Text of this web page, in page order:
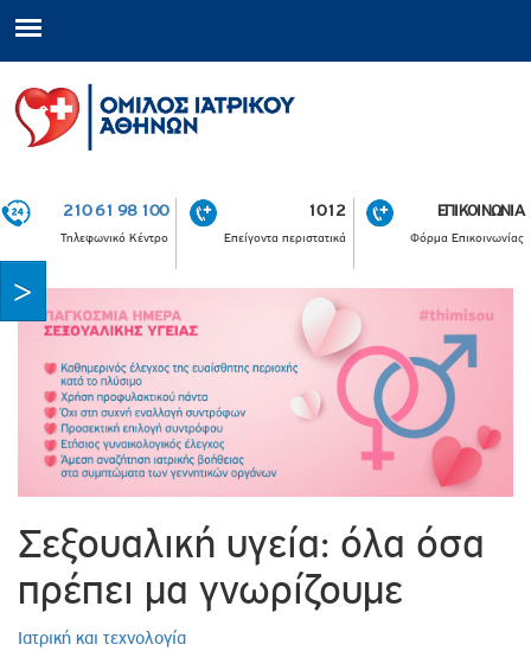
210 61 98 100
Τηλεφωνικό Κέντρο
1012
Επείγοντα περιστατικά
ΕΠΙΚΟΙΝΩΝΙΑ
Φόρμα Επικοινωνίας
Σεξουαλική υγεία: όλα όσα
πρέπει μα γνωρίζουμε
Ιατρική και τεχνολογία